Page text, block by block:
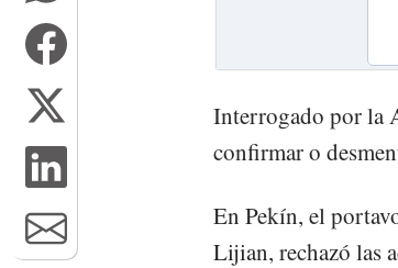
Interrogado por la
confirmar o
En Pekín, el
Lijian, rechazó las